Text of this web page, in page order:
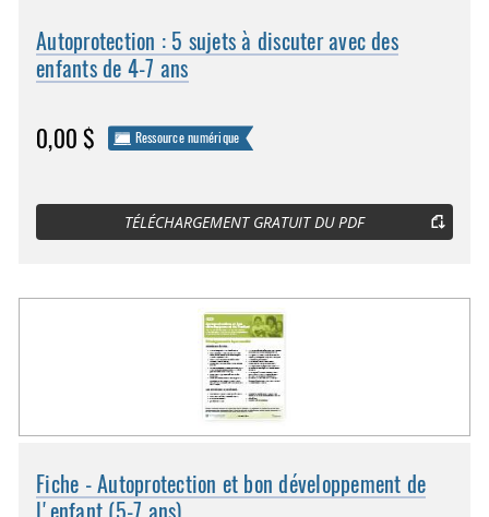
Autoprotection : 5 sujets à discuter avec des
enfants de 4-7 ans
0,00 $ Ressource numérique
TÉLÉCHARGEMENT GRATUIT DU PDF
Fiche - Autoprotection et bon développement de